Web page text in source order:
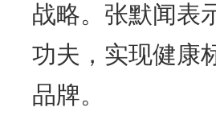
战略。张默闻表
功夫，实现健康
品牌。